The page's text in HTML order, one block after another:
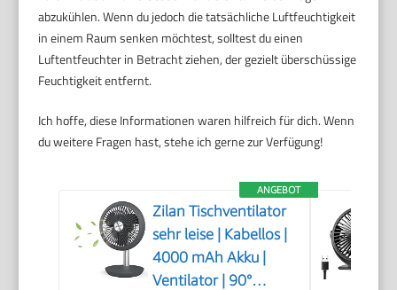
abzukühlen. Wenn du jedoch die tatsächliche Luftfeuchtigkeit
in einem Raum senken möchtest, solltest du einen
Luftentfeuchter in Betracht ziehen, der gezielt überschüssige
Feuchtigkeit entfernt.
Ich hoffe, diese Informationen waren hilfreich für dich. Wenn
du weitere Fragen hast, stehe ich gerne zur Verfügung!
ANGEBOT
Zilan Tischventilator
sehr leise | Kabellos |
4000 mAh Akku |
Ventilator | 90°